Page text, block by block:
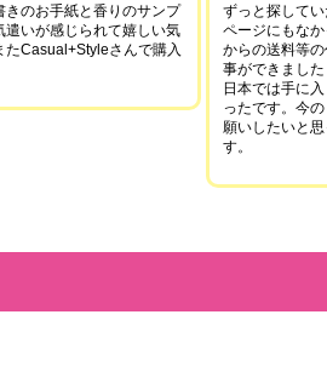
のお手紙と香りのサンプ
遣いが感じられて嬉しい気
Casual+Styleさんで購入
ずっと探して
ページにもな
からの送料等
事ができました
日本では手に
ったです。今
願いしたいと
す。